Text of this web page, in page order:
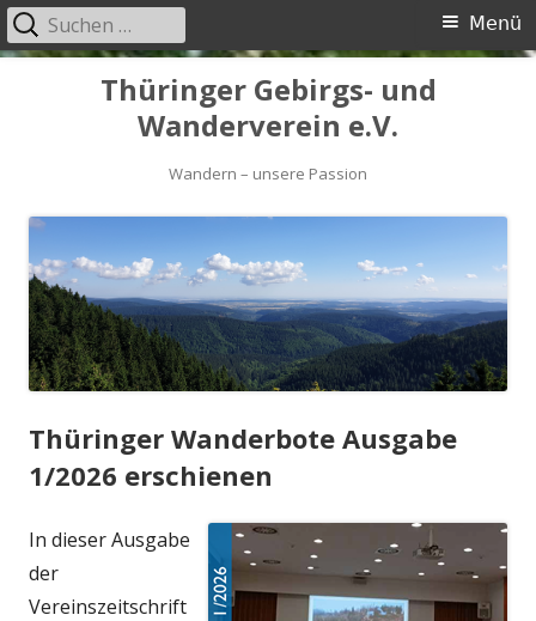
Thüringer Gebirgs- und
Wanderverein e.V.
Wandern – unsere Passion
Primäres
Menü
Suchen
nach:
Thüringer Wanderbote Ausgabe
1/2026 erschienen
In dieser Ausgabe
der
Vereinszeitschrift